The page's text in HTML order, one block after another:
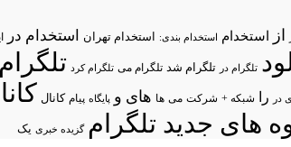
از استخدام استخدام بندی: استخدام تهران استخدام در
تلگرام در تلگرام شد تلگرام می تلگرام کرد
در را شبکه + شرکت می ها های و پایگاه پیام کانال
های جدید تلگرام گزیده خبری یک